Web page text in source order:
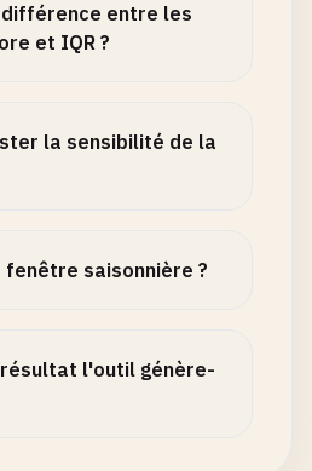
entre les
et IQR ?
la sensibilité de la
saisonnière ?
l'outil génère-